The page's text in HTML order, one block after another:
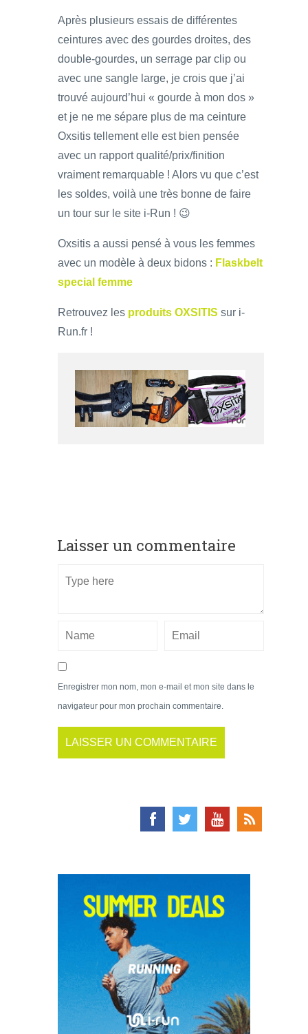
Après plusieurs essais de différentes
ceintures avec des gourdes droites, des
double-gourdes, un serrage par clip ou
avec une sangle large, je crois que j’ai
trouvé aujourd’hui « gourde à mon dos »
et je ne me sépare plus de ma ceinture
Oxsitis tellement elle est bien pensée
avec un rapport qualité/prix/finition
vraiment remarquable ! Alors vu que c’est
les soldes, voilà une très bonne de faire
un tour sur le site i-Run ! 😉
Oxsitis a aussi pensé à vous les femmes
avec un modèle à deux bidons : Flaskbelt
special femme
Retrouvez les produits OXSITIS sur i-
Run.fr !
Laisser un commentaire
Enregistrer mon nom, mon e-mail et mon site dans le
navigateur pour mon prochain commentaire.